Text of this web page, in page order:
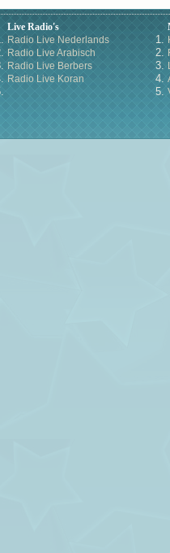
Live Radio's
Radio Live Nederlands
Radio Live Arabisch
Radio Live Berbers
Radio Live Koran